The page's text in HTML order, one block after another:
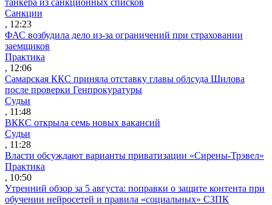
Санкции
, 12:23
ФАС возбудила дело из-за ограничений при страховании
заемщиков
Практика
, 12:06
Самарская ККС приняла отставку главы облсуда Шилова
после проверки Генпрокуратуры
Судьи
, 11:48
ВККС открыла семь новых вакансий
Судьи
, 11:28
Власти обсуждают варианты приватизации «Сирены-Трэвел»
Практика
, 10:50
Утренний обзор за 5 августа: поправки о защите контента при
обучении нейросетей и правила «социальных» СЗПК